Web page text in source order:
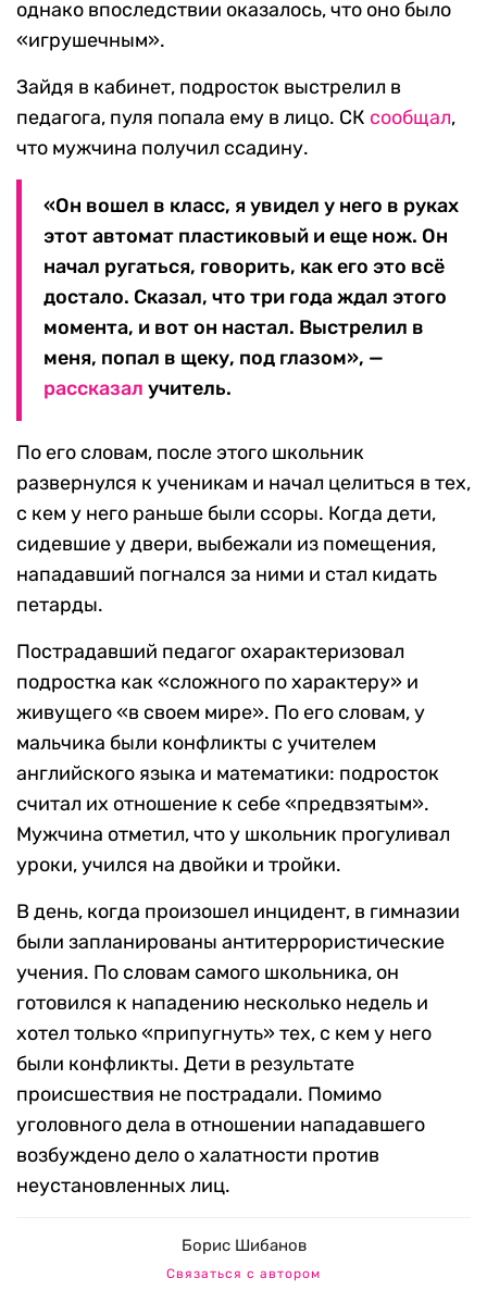
однако впоследствии оказалось, что оно было
«игрушечным».
Зайдя в кабинет, подросток выстрелил в
педагога, пуля попала ему в лицо. СК сообщал,
что мужчина получил ссадину.
«Он вошел в класс, я увидел у него в руках
этот автомат пластиковый и еще нож. Он
начал ругаться, говорить, как его это всё
достало. Сказал, что три года ждал этого
момента, и вот он настал. Выстрелил в
меня, попал в щеку, под глазом», —
рассказал учитель.
По его словам, после этого школьник
развернулся к ученикам и начал целиться в тех,
с кем у него раньше были ссоры. Когда дети,
сидевшие у двери, выбежали из помещения,
нападавший погнался за ними и стал кидать
петарды.
Пострадавший педагог охарактеризовал
подростка как «сложного по характеру» и
живущего «в своем мире». По его словам, у
мальчика были конфликты с учителем
английского языка и математики: подросток
считал их отношение к себе «предвзятым».
Мужчина отметил, что у школьник прогуливал
уроки, учился на двойки и тройки.
В день, когда произошел инцидент, в гимназии
были запланированы антитеррористические
учения. По словам самого школьника, он
готовился к нападению несколько недель и
хотел только «припугнуть» тех, с кем у него
были конфликты. Дети в результате
происшествия не пострадали. Помимо
уголовного дела в отношении нападавшего
возбуждено дело о халатности против
неустановленных лиц.
Борис Шибанов
Связаться с автором